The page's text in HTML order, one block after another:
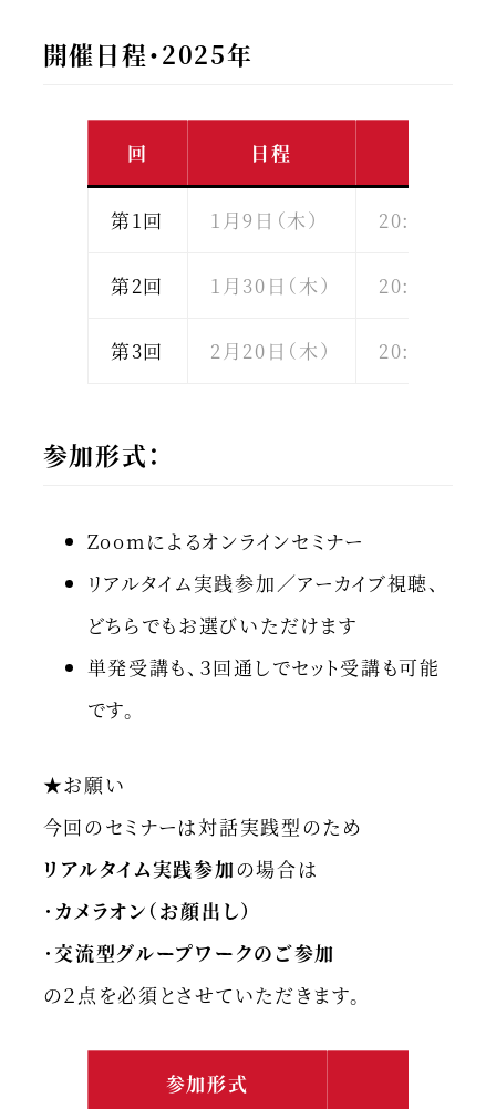
開催日程・2025年
回 日程
第1回 1月9日（木） 20:00～
第2回 1月30日（木） 20:00～
第3回 2月20日（木） 20:00～
参加形式：
Zoomによるオンラインセミナー
リアルタイム実践参加／アーカイブ視聴、
どちらでもお選びいただけます
単発受講も、３回通しでセット受講も可能
です。
★お願い
今回のセミナーは対話実践型のため
リアルタイム実践参加の場合は
・ カメラオン（お顔出し）
・ 交流型グループワークのご参加
の２点を必須とさせていただきます。
参加形式